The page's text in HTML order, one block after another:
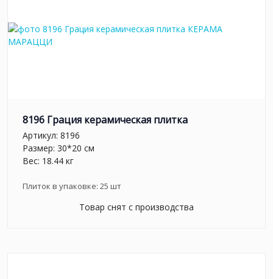
8196 Грация керамическая плитка
Артикул: 8196
Размер: 30*20 см
Вес: 18.44 кг
Плиток в упаковке: 25 шт
Товар снят с производства